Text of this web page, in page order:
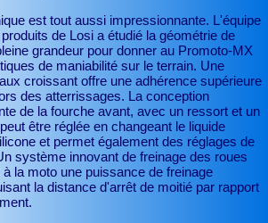
est tout aussi impressionnante. L'équipe
de Losi a étudié la géométrie de
grandeur pour donner au Promoto-MX
de maniabilité sur le terrain. Une
croissant offre une adhérence supérieure
des atterrissages. La conception
de la fourche avant, avec un ressort et un
être réglée en changeant le liquide
et permet également des réglages de
système innovant de freinage des roues
la moto une puissance de freinage
la distance d'arrêt de moitié par rapport